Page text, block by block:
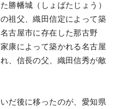
勝幡城（しょばたじょう）
祖父、織田信定によって築
古屋市に存在した那古野
康によって築かれる名古屋
、信長の父、織田信秀が敵
だ後に移ったのが、愛知県